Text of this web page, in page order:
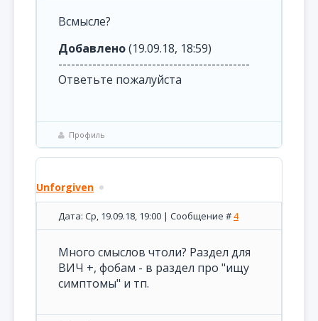
Всмысле?
Добавлено(19.09.18, 18:59)
---------------------------------------------
Ответьте пожалуйста
Профиль
Unforgiven
Дата: Ср, 19.09.18, 19:00 | Сообщение #4
Много смыслов чтоли? Раздел для
ВИЧ +, фобам - в раздел про "ищу
симптомы" и тп.